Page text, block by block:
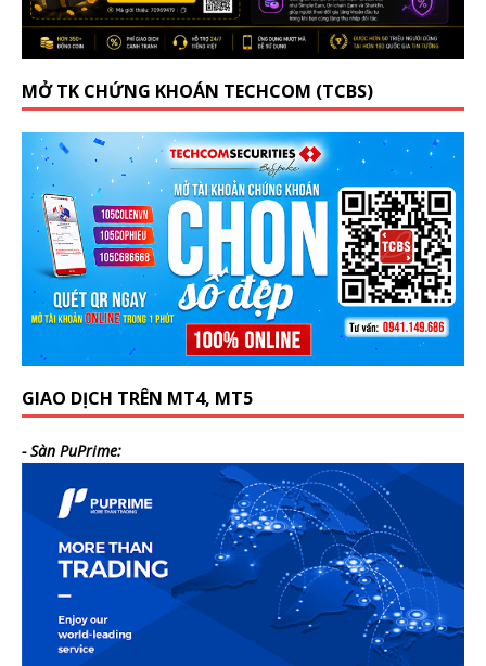
MỞ TK CHỨNG KHOÁN TECHCOM (TCBS)
GIAO DỊCH TRÊN MT4, MT5
- Sàn PuPrime: